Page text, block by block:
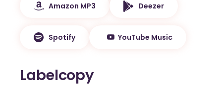
Amazon MP3 Deezer
Spotify YouTube Music
Labelcopy